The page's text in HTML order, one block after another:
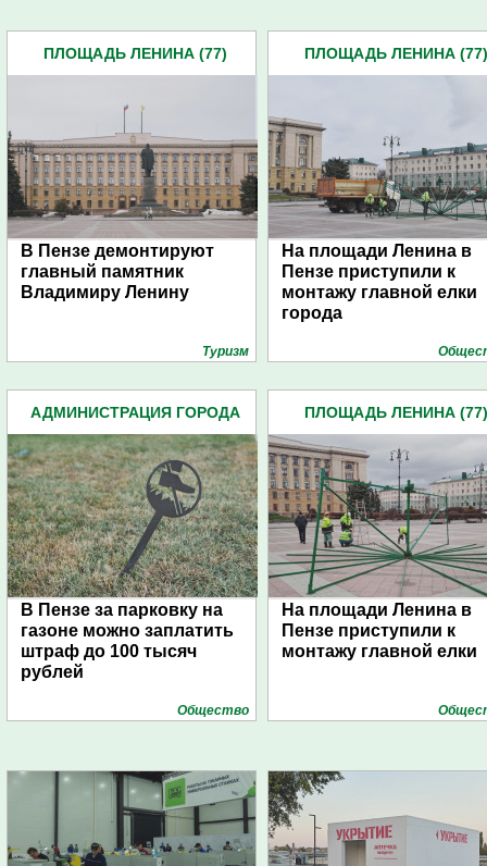
ПЛОЩАДЬ ЛЕНИНА (77)
В Пензе демонтируют
главный памятник
Владимиру Ленину
Туризм
ПЛОЩАДЬ ЛЕНИНА (77)
На площади Ленина в
Пензе приступили к
монтажу главной елки
города
АДМИНИСТРАЦИЯ ГОРОДА
В Пензе за парковку на
газоне можно заплатить
штраф до 100 тысяч
рублей
Общество
ПЛОЩАДЬ ЛЕНИНА (77)
На площади Ленина в
Пензе приступили к
монтажу главной елки